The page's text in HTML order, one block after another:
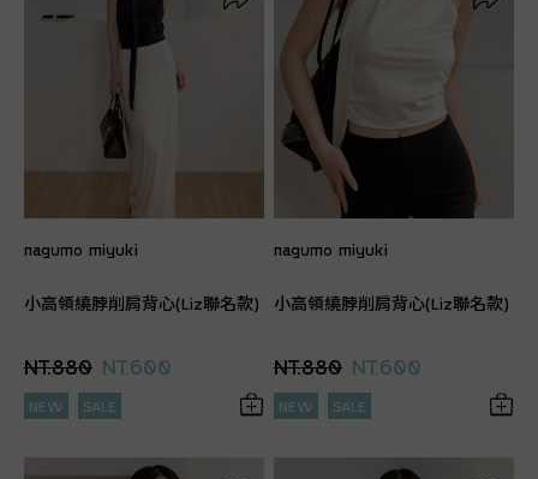
nagumo miyuki
小高領繞脖削肩背心(Liz聯名款)
NT.880 NT.600
NEW SALE
nagumo miyuki
小高領繞脖削肩背心(Liz聯名款)
NT.880 NT.600
NEW SALE